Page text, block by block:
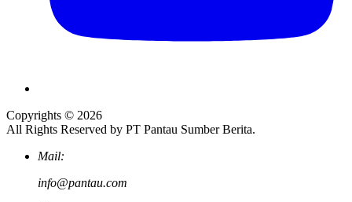
Copyrights © 2026
All Rights Reserved by PT Pantau Sumber Berita.
Mail:
info@pantau.com